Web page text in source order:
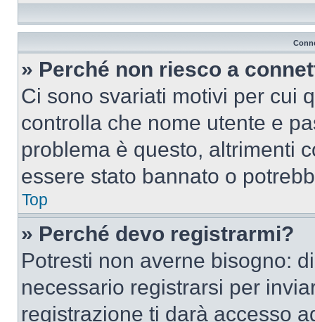
» Perché non riesco a
Ci sono svariati motivi per cui
controlla che nome utente e
problema è questo, altrimenti
essere stato bannato o
Top
» Perché devo registrarmi?
Potresti non averne bisogno:
necessario registrarsi per
registrazione ti darà accesso